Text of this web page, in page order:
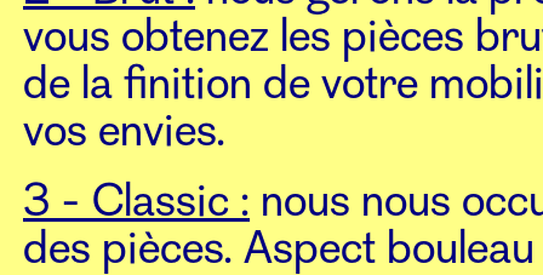
vous obtenez les pièces
de la finition de votre
vos envies.
3 - Classic : nous nous
des pièces. Aspect